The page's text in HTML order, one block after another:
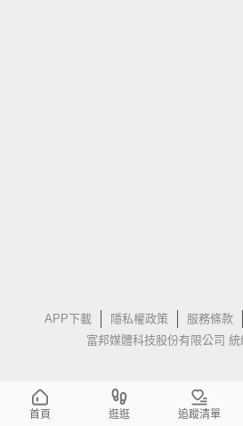
APP下載 隱私權政策 服務條款
富邦媒體科技股份有限公司 統
首頁 逛逛 追蹤清單